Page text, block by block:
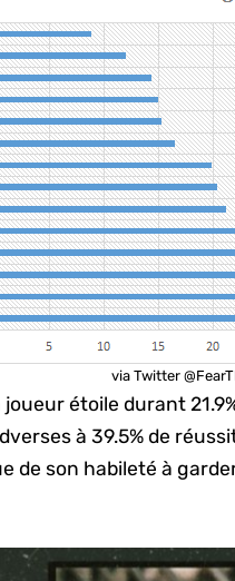
via Twitter
étoile durant
à 39.5% de
de son habileté à